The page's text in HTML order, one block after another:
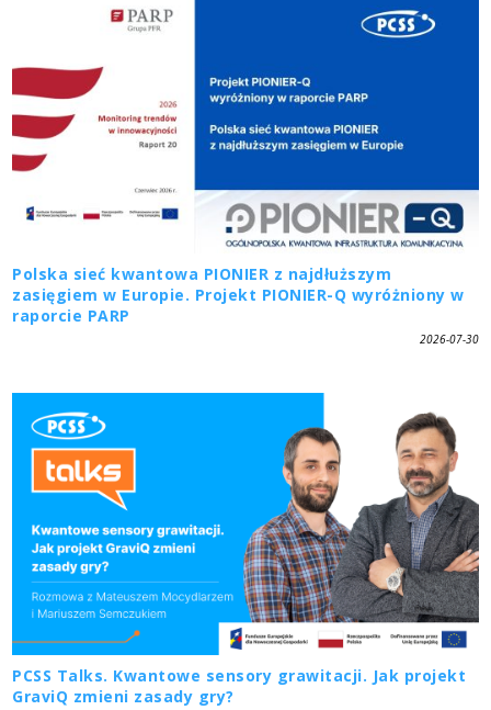
Polska sieć kwantowa PIONIER z najdłuższym
zasięgiem w Europie. Projekt PIONIER-Q wyróżniony w
raporcie PARP
2026-07-30
PCSS Talks. Kwantowe sensory grawitacji. Jak projekt
GraviQ zmieni zasady gry?